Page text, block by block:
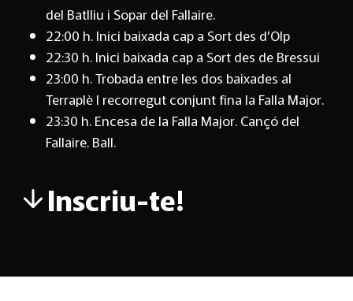
del Batlliu i Sopar del Fallaire.
22:00 h. Inici baixada cap a Sort des d’Olp
22:30 h. Inici baixada cap a Sort des de Bressui
23:00 h. Trobada entre les dos baixades al
Terraplè I recorregut conjunt fina la Falla Major.
23:30 h. Encesa de la Falla Major. Cançó del
Fallaire. Ball.
Inscriu-te!